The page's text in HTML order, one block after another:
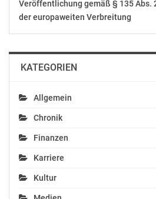
Gefällt mir:
Veröffentlichung gemäß § 135 Abs.
der europaweiten Verbreitung
KATEGORIEN
Allgemein
Chronik
Finanzen
Karriere
Kultur